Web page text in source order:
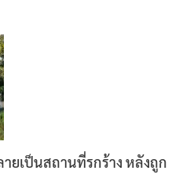
ยเป็นสถานที่รกร้าง หลังถูก